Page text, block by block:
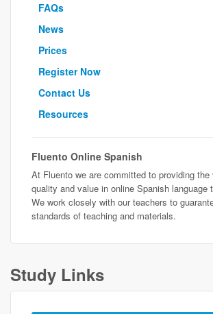
FAQs
News
Prices
Register Now
Contact Us
Resources
Fluento Online Spanish
At Fluento we are committed to providing
quality and value in online Spanish language
We work closely with our teachers to
standards of teaching and materials.
Study Links